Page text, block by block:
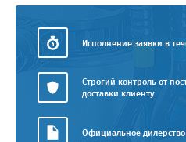
Исполнение заявки в
Строгий контроль от
доставки клиенту
Официальное